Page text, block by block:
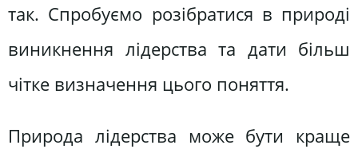
так. Спробуємо розібратися в природі
виникнення лідерства та дати більш
чітке визначення цього поняття.
Природа лідерства може бути краще